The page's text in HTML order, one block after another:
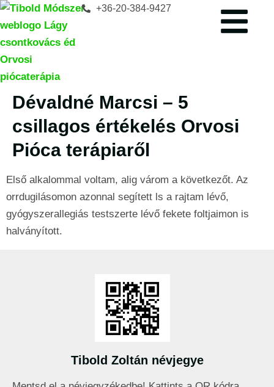
+36-20-384-9427
Dévaldné Marcsi – 5
csillagos értékelés Orvosi
Pióca terápiaről
Első alkalommal voltam, alig várom a következőt. Az
orrdugilásomon azonnal segített ls a rajtam lévő,
gyógyszerallegiás testszerte lévő fekete foltjaimon is
halványított.
Tibold Zoltán névjegye